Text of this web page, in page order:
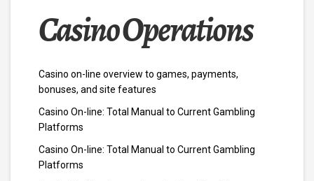
Casino Operations
Casino on-line overview to games, payments,
bonuses, and site features
Casino On-line: Total Manual to Current Gambling
Platforms
Casino On-line: Total Manual to Current Gambling
Platforms